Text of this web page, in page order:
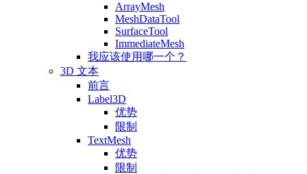
ArrayMesh
MeshDataTool
SurfaceTool
ImmediateMesh
我应该使用哪一个？
3D 文本
前言
Label3D
优势
限制
TextMesh
优势
限制